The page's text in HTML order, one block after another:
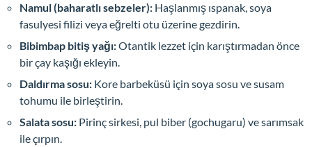
Namul (baharatlı sebzeler): Haşlanmış ıspanak, soya
fasulyesi filizi veya eğrelti otu üzerine gezdirin.
Bibimbap bitiş yağı:Otantik lezzet için karıştırmadan önce
bir çay kaşığı ekleyin.
Daldırma sosu: Kore barbeküsü için soya sosu ve susam
tohumu ile birleştirin.
Salata sosu: Pirinç sirkesi, pul biber (gochugaru) ve sarımsak
ile çırpın.